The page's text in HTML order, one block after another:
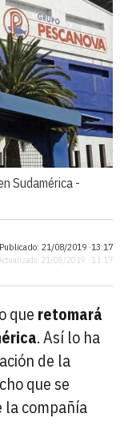
Sudamérica -
21/08/2019 ·13:17
21/08/2019 · 13:17
que retomará
. Así lo ha
de la
que se
la compañía